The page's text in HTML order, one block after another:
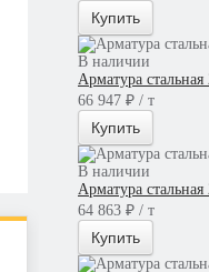
Купить
В наличии
Арматура
66 947 ₽ / т
Купить
В наличии
Арматура
64 863 ₽ / т
Купить